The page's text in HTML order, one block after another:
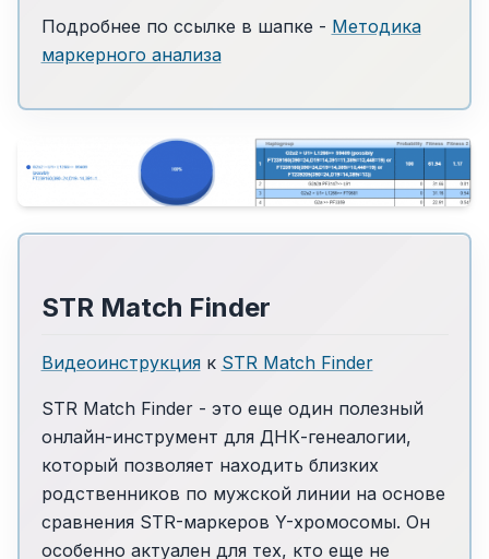
Подробнее по ссылке в шапке - Методика
маркерного анализа
STR Match Finder
Видеоинструкцияк STR Match Finder
STR Match Finder - это еще один полезный
онлайн-инструмент для ДНК-генеалогии,
который позволяет находить близких
родственников по мужской линии на основе
сравнения STR-маркеров Y-хромосомы. Он
особенно актуален для тех, кто еще не